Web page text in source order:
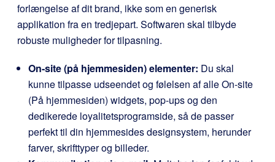
forlængelse af dit brand, ikke som en generisk
applikation fra en tredjepart. Softwaren skal tilbyde
robuste muligheder for tilpasning.
On-site (på hjemmesiden) elementer: Du skal
kunne tilpasse udseendet og følelsen af alle On-site
(På hjemmesiden) widgets, pop-ups og den
dedikerede loyalitetsprogramside, så de passer
perfekt til din hjemmesides designsystem, herunder
farver, skrifttyper og billeder.